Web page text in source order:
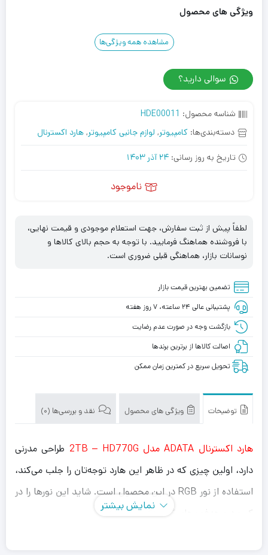
ویژگی های محصول
مشاهده همه ویژگی‌ها
سوالی دارید؟
شناسه محصول: HDE00011
دسته‌بندی‌ها: کامپیوتر, لوازم جانبی کامپیوتر, هارد اکسترنال
تاریخ به روز رسانی: 24 آذر 1403
ناموجود
لطفاً پیش از ثبت سفارش، جهت استعلام موجودی و قیمت نهایی،
با فروشنده هماهنگ فرمایید. با توجه به حجم بالای کالاها و
نوسانات بازار، هماهنگی قبلی ضروری است.
تضمین بهترین قیمت بازار
پشتیبانی عالی ۲۴ ساعته، ۷ روز هفته
بازگشت وجه در صورت عدم رضایت
اصالت کالاها از برترین برندها
تحویل سریع در کمترین زمان ممکن
توضیحات ویژگی های محصول نقد و بررسی‌ها (0)
هارد اکسترنال ADATA مدل 2TB – HD770G
طراحی مدرنی
دارد، اولین چیزی که در ظاهر این هارد توجه‌تان را جلب می‌کند،
استفاده از نور RGB در این محصول است. شاید این نورها را در
کیبورد و هدفون‌های گیمینگ دیده باشید.
نمایش بیشتر